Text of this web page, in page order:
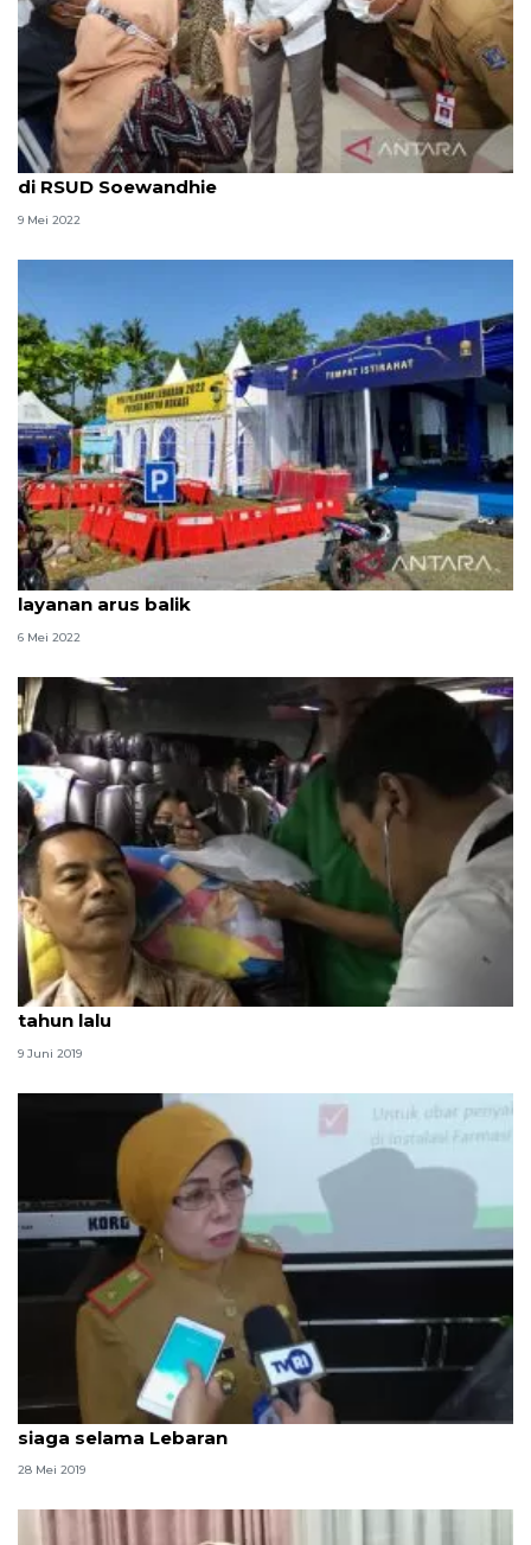
Wali Kota Surabaya inspeksi pelayanan kesehatan
di RSUD Soewandhie
9 Mei 2022
Posyankes Pantura Bekasi pindah optimalkan
layanan arus balik
6 Mei 2022
Kemenkes: pelayanan mudik 2019 lebih baik dari
tahun lalu
9 Juni 2019
Dinkes Palembang maksimalkan 10 Puskesmas
siaga selama Lebaran
28 Mei 2019